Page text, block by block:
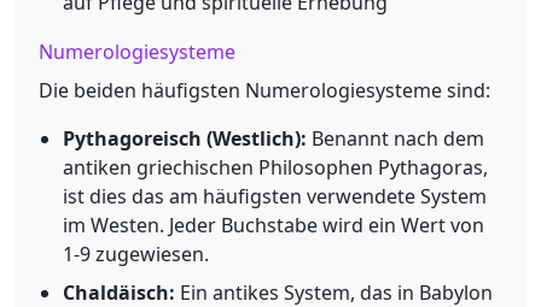
Numerologiesysteme
Die beiden häufigsten Numerologiesysteme sind:
Pythagoreisch (Westlich): Benannt nach dem
antiken griechischen Philosophen Pythagoras,
ist dies das am häufigsten verwendete System
im Westen. Jeder Buchstabe wird ein Wert von
1-9 zugewiesen.
Chaldäisch: Ein antikes System, das in Babylon